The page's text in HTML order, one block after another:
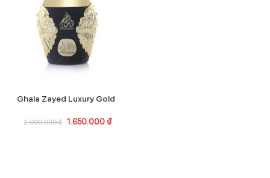
Ghala Zayed Luxury Gold
2.000.000₫ 1.650.000 ₫